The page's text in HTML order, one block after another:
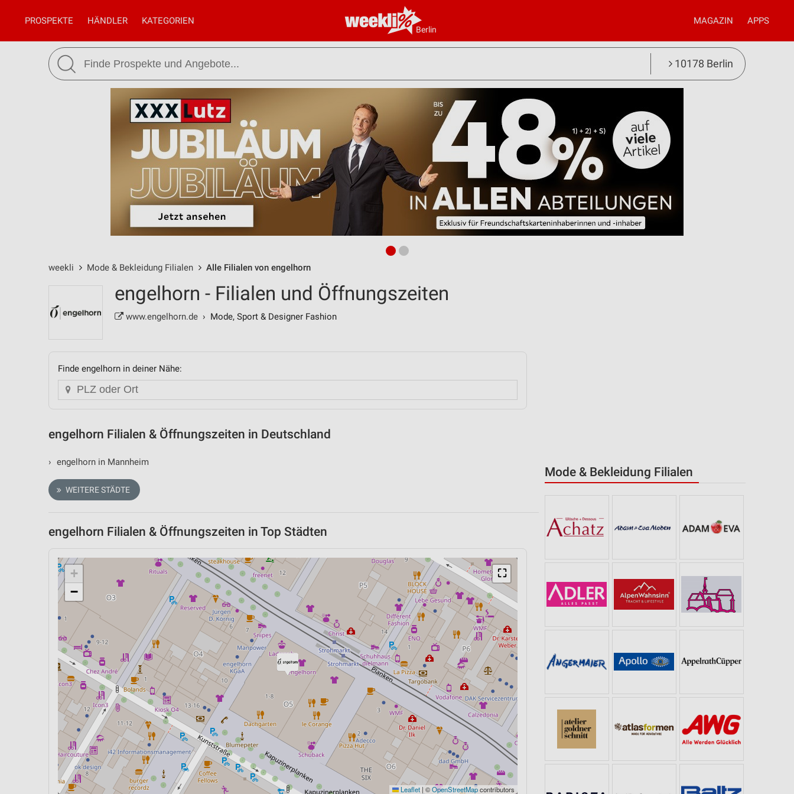
Berlin
PROSPEKTE HÄNDLER KATEGORIEN MAGAZIN APPS
10178 Berlin
weekli Mode & Bekleidung Filialen Alle Filialen von engelhorn
Mode & Bekleidung Filialen
engelhorn - Filialen und Öffnungszeiten
www.engelhorn.de › Mode, Sport & Designer Fashion
Finde engelhorn in deiner Nähe:
engelhorn Filialen & Öffnungszeiten in Deutschland
› engelhorn in Mannheim
WEITERE STÄDTE
engelhorn Filialen & Öffnungszeiten in Top Städten
⛶
+
−
Leaflet | ©OpenStreetMapcontributors